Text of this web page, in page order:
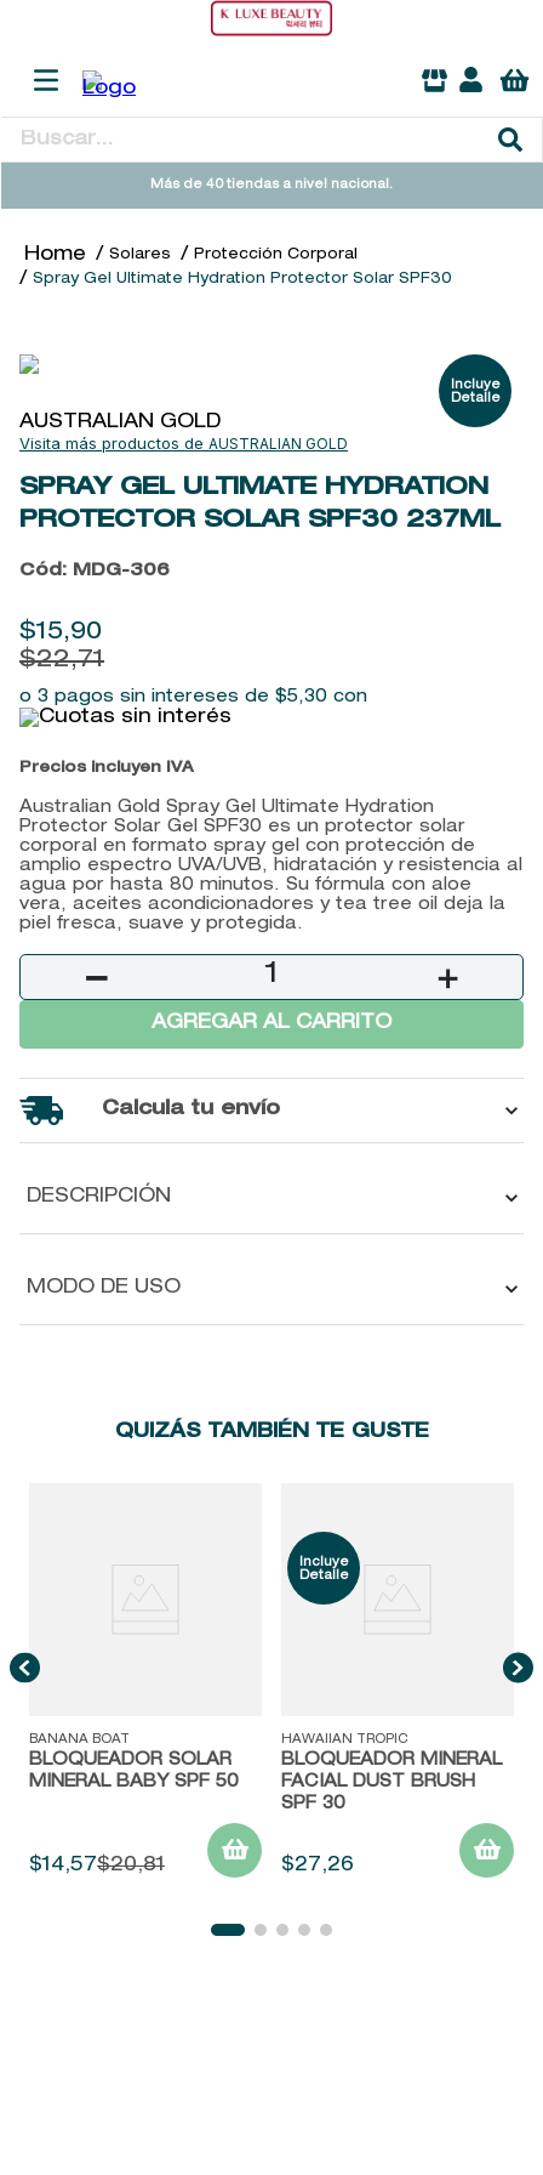
Buscar...
Más de 40 tiendas a nivel nacional.
Solares
Protección Corporal
Spray Gel Ultimate Hydration Protector Solar SPF30
AUSTRALIAN GOLD
AUSTRALIAN GOLD
SPRAY GEL ULTIMATE HYDRATION
PROTECTOR SOLAR SPF30 237ML
Cód : MDG-306
$15,90
$22,71
o 3 pagos sin intereses de $5,30 con
Precios incluyen IVA
Australian Gold Spray Gel Ultimate Hydration
Protector Solar Gel SPF30 es un protector solar
corporal en formato spray gel con protección de
amplio espectro UVA/UVB, hidratación y resistencia al
agua por hasta 80 minutos. Su fórmula con aloe
vera, aceites acondicionadores y tea tree oil deja la
piel fresca, suave y protegida.
＋
－
AGREGAR AL CARRITO
Calcula tu envío
DESCRIPCIÓN
MODO DE USO
QUIZÁS TAMBIÉN TE GUSTE
BANANA BOAT
BLOQUEADOR SOLAR
MINERAL BABY SPF 50
$14,57$20,81
HAWAIIAN TROPIC
BLOQUEADOR MINERAL
FACIAL DUST BRUSH
SPF 30
$27 ,26
TÉRMINOS MÁS BUSCADOS
2 .
heathcote
4.
6.
giftset
7.
cleanance
8.
ysl
9.
john frieda